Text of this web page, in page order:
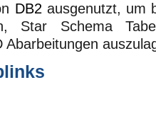
DB2 ausgenutzt, um
Star Schema
Abarbeitungen